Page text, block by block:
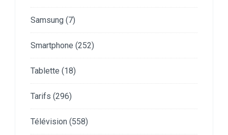
Samsung (7)
Smartphone (252)
Tablette (18)
Tarifs (296)
Télévision (558)